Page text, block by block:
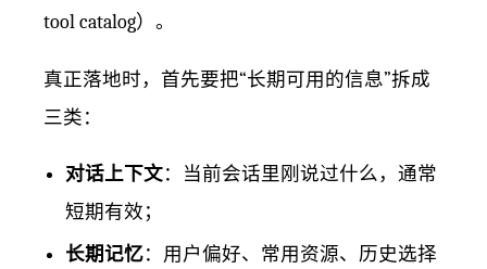
tool catalog）。
真正落地时，首先要把“长期可用的信息”拆成
三类：
对话上下文：当前会话里刚说过什么，通常
短期有效；
长期记忆：用户偏好、常用资源、历史选择